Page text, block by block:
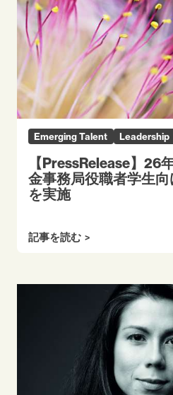
Emerging Talent Leadership
【PressRelease】26
金事務局役職者学生
を実施
記事を読む